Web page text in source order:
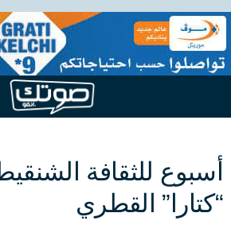
أسبوع للثقافة
“كتارا” القطري